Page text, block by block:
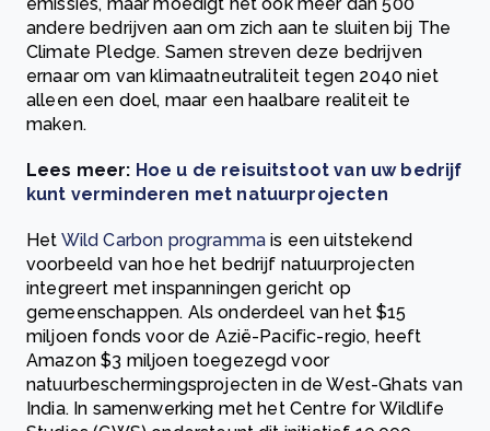
andere bedrijven aan om zich aan te sluiten bij The
Climate Pledge. Samen streven deze bedrijven
ernaar om van klimaatneutraliteit tegen 2040 niet
alleen een doel, maar een haalbare realiteit te
maken.
Lees meer: Hoe u de reisuitstoot van uw bedrijf
kunt verminderen met natuurprojecten
Het Wild Carbon programma is een uitstekend
voorbeeld van hoe het bedrijf natuurprojecten
integreert met inspanningen gericht op
gemeenschappen. Als onderdeel van het $15
miljoen fonds voor de Azië-Pacific-regio, heeft
Amazon $3 miljoen toegezegd voor
natuurbeschermingsprojecten in de West-Ghats van
India. In samenwerking met het Centre for Wildlife